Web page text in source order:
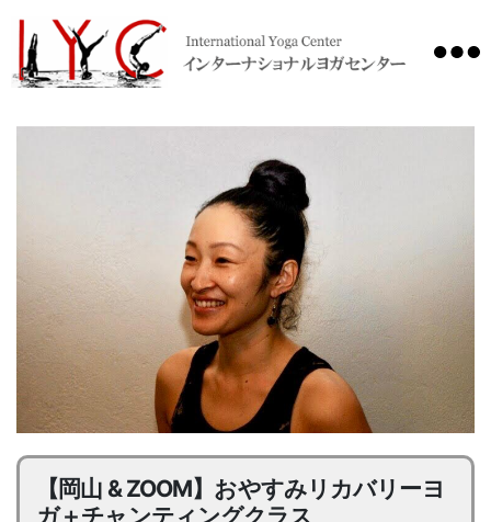
【岡山 & ZOOM】おやすみリカバリーヨ
ガ＋チャンティングクラス